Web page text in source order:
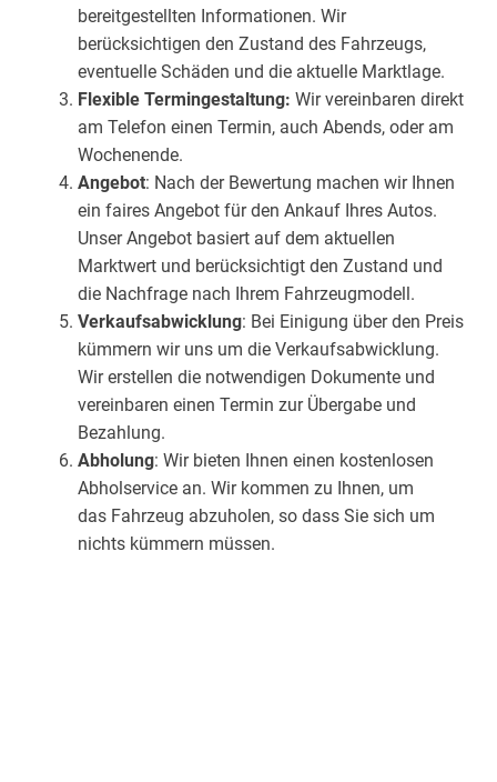
bereitgestellten Informationen. Wir
berücksichtigen den Zustand des Fahrzeugs,
eventuelle Schäden und die aktuelle Marktlage.
Flexible Termingestaltung: Wir vereinbaren direkt
am Telefon einen Termin, auch Abends, oder am
Wochenende.
Angebot: Nach der Bewertung machen wir Ihnen
ein faires Angebot für den Ankauf Ihres Autos.
Unser Angebot basiert auf dem aktuellen
Marktwert und berücksichtigt den Zustand und
die Nachfrage nach Ihrem Fahrzeugmodell.
Verkaufsabwicklung: Bei Einigung über den Preis
kümmern wir uns um die Verkaufsabwicklung.
Wir erstellen die notwendigen Dokumente und
vereinbaren einen Termin zur Übergabe und
Bezahlung.
Abholung: Wir bieten Ihnen einen kostenlosen
Abholservice an. Wir kommen zu Ihnen, um
das Fahrzeug abzuholen, so dass Sie sich um
nichts kümmern müssen.